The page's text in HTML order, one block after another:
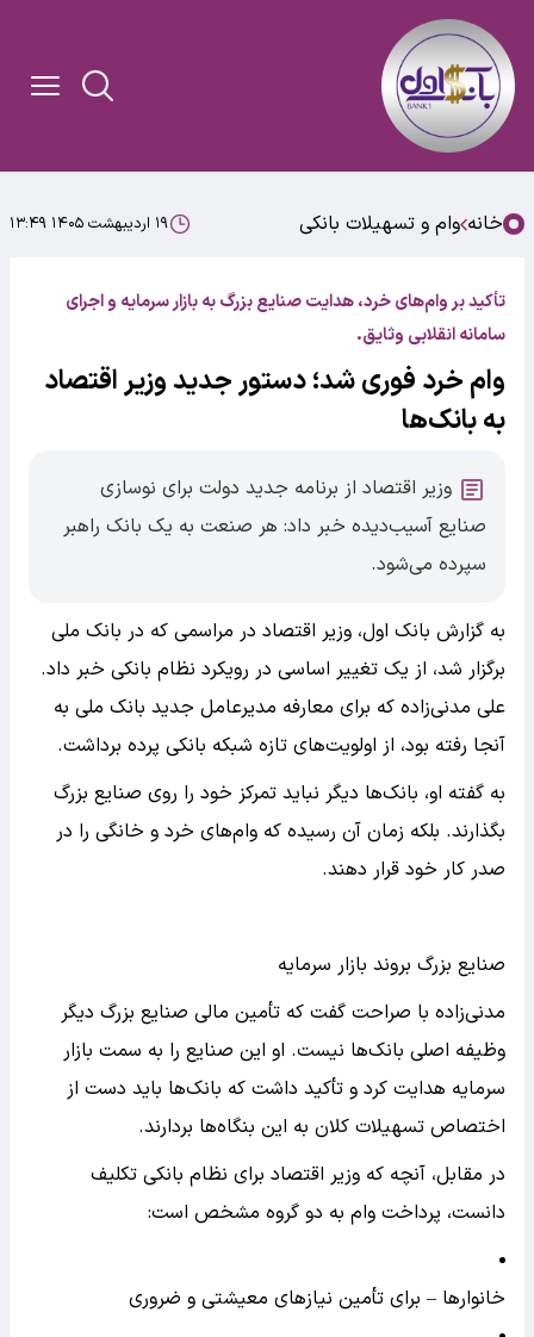
خانه وام و تسهیلات بانکی ۱۹ اردیبهشت ۱۴۰۵ ۱۳:۴۹
تأکید بر وام‌های خرد، هدایت صنایع بزرگ به بازار سرمایه و اجرای
سامانه انقلابی وثایق.
وام خرد فوری شد؛ دستور جدید وزیر اقتصاد
به بانک‌ها
وزیر اقتصاد از برنامه جدید دولت برای نوسازی
صنایع آسیب‌دیده خبر داد: هر صنعت به یک بانک راهبر
سپرده می‌شود.
به گزارش بانک اول، وزیر اقتصاد در مراسمی که در بانک ملی
برگزار شد، از یک تغییر اساسی در رویکرد نظام بانکی خبر داد.
علی مدنی‌زاده که برای معارفه مدیرعامل جدید بانک ملی به
آنجا رفته بود، از اولویت‌های تازه شبکه بانکی پرده برداشت.
به گفته او، بانک‌ها دیگر نباید تمرکز خود را روی صنایع بزرگ
بگذارند. بلکه زمان آن رسیده که وام‌های خرد و خانگی را در
صدر کار خود قرار دهند.
صنایع بزرگ بروند بازار سرمایه
مدنی‌زاده با صراحت گفت که تأمین مالی صنایع بزرگ دیگر
وظیفه اصلی بانک‌ها نیست. او این صنایع را به سمت بازار
سرمایه هدایت کرد و تأکید داشت که بانک‌ها باید دست از
اختصاص تسهیلات کلان به این بنگاه‌ها بردارند.
در مقابل، آنچه که وزیر اقتصاد برای نظام بانکی تکلیف
دانست، پرداخت وام به دو گروه مشخص است:
خانوارها – برای تأمین نیازهای معیشتی و ضروری